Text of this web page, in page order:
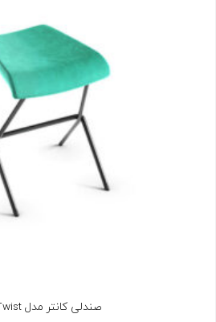
صندلی کانتر مدل Twist هلگر